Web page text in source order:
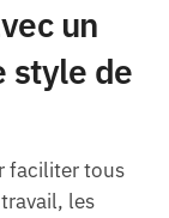
un
style de
faciliter tous
les